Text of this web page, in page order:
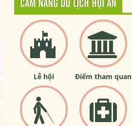
CẨM NANG DU LỊCH HỘI AN
Lễ hội Điểm tham quan